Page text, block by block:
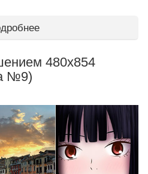
480x854
№9)